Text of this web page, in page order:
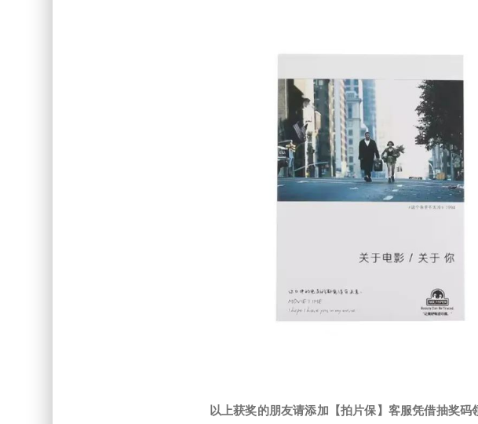
以上获奖的朋友请添加【拍片保】客服凭借抽奖码